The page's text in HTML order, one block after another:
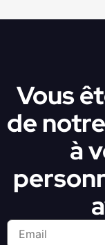
Vous
de
à